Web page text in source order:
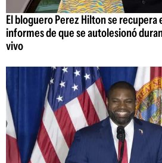
El bloguero Perez Hilton se recupera
informes de que se autolesionó
vivo